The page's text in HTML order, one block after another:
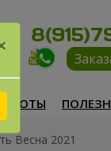
Весна 2021